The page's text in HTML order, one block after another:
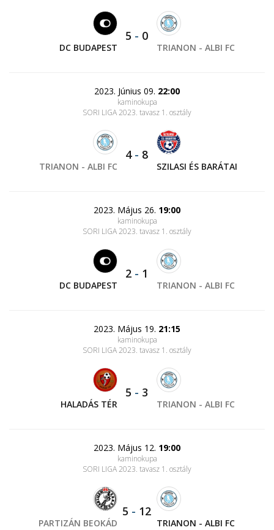
DC BUDAPEST
5 - 0
TRIANON - ALBI FC
2023. Június 09. 22:00
kaminokupa
SORI LIGA 2023. tavasz 1. osztály
TRIANON - ALBI FC
4- 8
SZILASI ÉS BARÁTAI
2023. Május 26. 19:00
kaminokupa
SORI LIGA 2023. tavasz 1. osztály
DC BUDAPEST
2 - 1
TRIANON - ALBI FC
2023. Május 19. 21:15
kaminokupa
SORI LIGA 2023. tavasz 1. osztály
HALADÁS TÉR
5 - 3
TRIANON - ALBI FC
2023. Május 12. 19:00
kaminokupa
SORI LIGA 2023. tavasz 1. osztály
PARTIZÁN BEOKÁD
5 - 12
TRIANON - ALBI FC